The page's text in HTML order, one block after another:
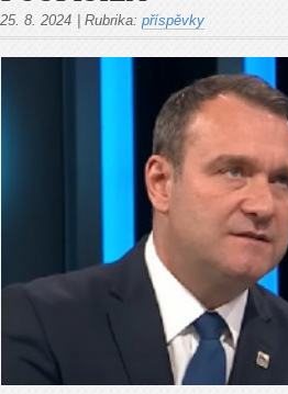
25. 8. 2024 Rubrika: příspěvky